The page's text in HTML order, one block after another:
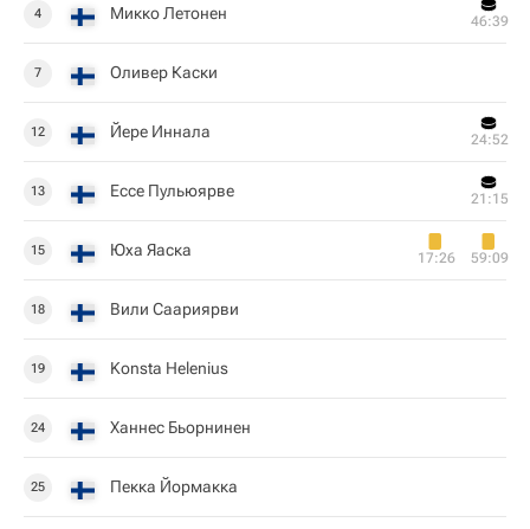
4 Микко Летонен 46:39
7 Оливер Каски
12 Йере Иннала 24:52
13 Ессе Пульюярве 21:15
15 Юха Яаска 17:26 59:09
18 Вили Саариярви
19 Konsta Helenius
24 Ханнес Бьорнинен
25 Пекка Йормакка